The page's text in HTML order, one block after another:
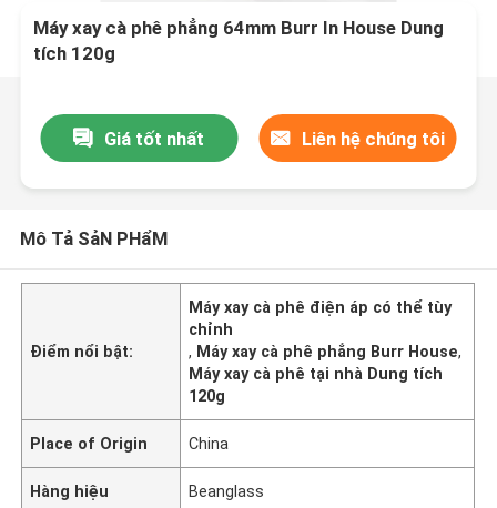
Máy xay cà phê phẳng 64mm Burr In House Dung
tích 120g
Giá tốt nhất Liên hệ chúng tôi
Mô Tả SảN PHẩM
Điểm nổi bật:
Máy xay cà phê điện áp có thể tùy
chỉnh
, Máy xay cà phê phẳng Burr House,
Máy xay cà phê tại nhà Dung tích
120g
Place of Origin China
Hàng hiệu Beanglass